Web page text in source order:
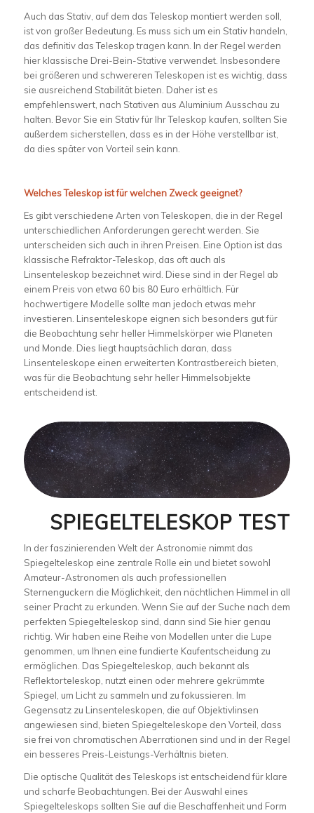
Auch das Stativ, auf dem das Teleskop montiert werden soll,
ist von großer Bedeutung. Es muss sich um ein Stativ handeln,
das definitiv das Teleskop tragen kann. In der Regel werden
hier klassische Drei-Bein-Stative verwendet. Insbesondere
bei größeren und schwereren Teleskopen ist es wichtig, dass
sie ausreichend Stabilität bieten. Daher ist es
empfehlenswert, nach Stativen aus Aluminium Ausschau zu
halten. Bevor Sie ein Stativ für Ihr Teleskop kaufen, sollten Sie
außerdem sicherstellen, dass es in der Höhe verstellbar ist,
da dies später von Vorteil sein kann.
Welches Teleskop ist für welchen Zweck geeignet?
Es gibt verschiedene Arten von Teleskopen, die in der Regel
unterschiedlichen Anforderungen gerecht werden. Sie
unterscheiden sich auch in ihren Preisen. Eine Option ist das
klassische Refraktor-Teleskop, das oft auch als
Linsenteleskop bezeichnet wird. Diese sind in der Regel ab
einem Preis von etwa 60 bis 80 Euro erhältlich. Für
hochwertigere Modelle sollte man jedoch etwas mehr
investieren. Linsenteleskope eignen sich besonders gut für
die Beobachtung sehr heller Himmelskörper wie Planeten
und Monde. Dies liegt hauptsächlich daran, dass
Linsenteleskope einen erweiterten Kontrastbereich bieten,
was für die Beobachtung sehr heller Himmelsobjekte
entscheidend ist.
SPIEGELTELESKOP TEST
In der faszinierenden Welt der Astronomie nimmt das
Spiegelteleskop eine zentrale Rolle ein und bietet sowohl
Amateur-Astronomen als auch professionellen
Sternenguckern die Möglichkeit, den nächtlichen Himmel in all
seiner Pracht zu erkunden. Wenn Sie auf der Suche nach dem
perfekten Spiegelteleskop sind, dann sind Sie hier genau
richtig. Wir haben eine Reihe von Modellen unter die Lupe
genommen, um Ihnen eine fundierte Kaufentscheidung zu
ermöglichen. Das Spiegelteleskop, auch bekannt als
Reflektorteleskop, nutzt einen oder mehrere gekrümmte
Spiegel, um Licht zu sammeln und zu fokussieren. Im
Gegensatz zu Linsenteleskopen, die auf Objektivlinsen
angewiesen sind, bieten Spiegelteleskope den Vorteil, dass
sie frei von chromatischen Aberrationen sind und in der Regel
ein besseres Preis-Leistungs-Verhältnis bieten.
Die optische Qualität des Teleskops ist entscheidend für klare
und scharfe Beobachtungen. Bei der Auswahl eines
Spiegelteleskops sollten Sie auf die Beschaffenheit und Form